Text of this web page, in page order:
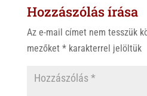
Hozzászólás írása
Az e-mail címet nem tesszük
mezőket *karakterrel jelöltük